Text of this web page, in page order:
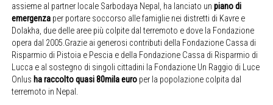
assieme al partner locale Sarbodaya Nepal, ha lanciato unpiano di
emergenza per portare soccorso alle famiglie nei distretti di Kavre e
Dolakha, due delle aree più colpite dal terremoto e dove la Fondazione
opera dal 2005.Grazie ai generosi contributi della Fondazione Cassa di
Risparmio di Pistoia e Pescia e della Fondazione Cassa di Risparmio di
Lucca e al sostegno di singoli cittadini la Fondazione Un Raggio di Luce
Onlus ha raccolto quasi 80mila euro per la popolazione colpita dal
terremoto in Nepal.